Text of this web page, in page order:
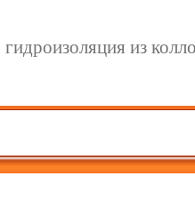
гидроизоляция из